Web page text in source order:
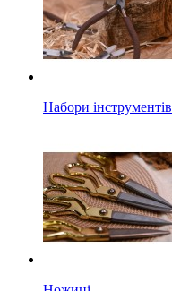
Набори інструментів